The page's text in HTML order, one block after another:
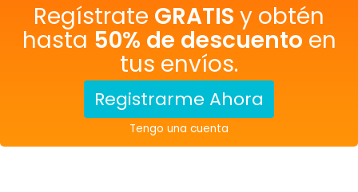
Regístrate GRATIS y obtén
hasta 50% de descuento en
tus envíos.
Registrarme Ahora
Tengo una cuenta